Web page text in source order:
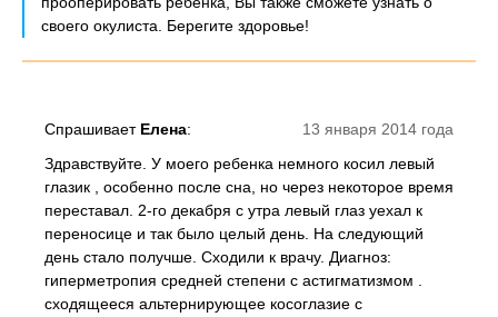
своего окулиста. Берегите здоровье!
13 января 2014 года
Спрашивает Елена:
Здравствуйте. У моего ребенка немного косил левый
глазик , особенно после сна, но через некоторое время
переставал. 2-го декабря с утра левый глаз уехал к
переносице и так было целый день. На следующий
день стало получше. Сходили к врачу. Диагноз:
гиперметропия средней степени с астигматизмом .
сходящееся альтернирующее косоглазие с